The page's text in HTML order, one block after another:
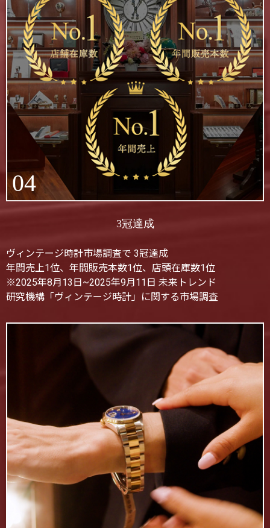
04
3冠達成
ヴィンテージ時計市場調査で 3冠達成
年間売上1位、年間販売本数1位、店頭在庫数1位
※2025年8月13日~2025年9月11日 未来トレンド
研究機構「ヴィンテージ時計」に関する市場調査